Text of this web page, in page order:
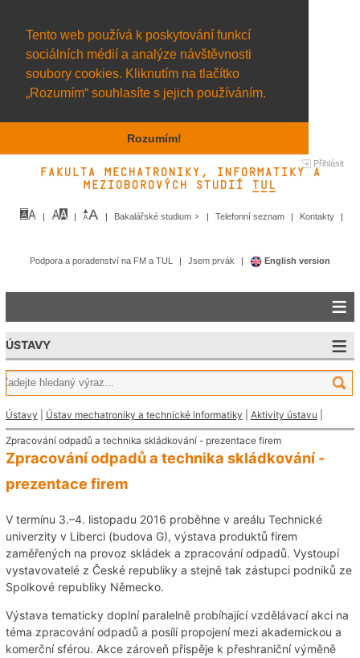
Tento web používá k poskytování funkcí
sociálních médií a analýze návštěvnosti
soubory cookies. Kliknutím na tlačítko
„Rozumím“ souhlasíte s jejich používáním.
Rozumím!
Přihlásit
Fakulta mechatroniky, informatiky a
mezioborových studií TUL&
Bakalářské studium Telefonní seznam Kontakty
Podpora a poradenství na FM a TUL Jsem prvák English version
ÚSTAVY
Ústavy Ústav mechatroniky a technické informatiky Aktivity ústavu
Zpracování odpadů a technika skládkování - prezentace firem
Zpracování odpadů a technika skládkování -
prezentace firem
V termínu 3.–4. listopadu 2016 proběhne v areálu Technické
univerzity v Liberci (budova G), výstava produktů firem
zaměřených na provoz skládek a zpracování odpadů. Vystoupí
vystavovatelé z České republiky a stejně tak zástupci podniků ze
Spolkové republiky Německo.
Výstava tematicky doplní paralelně probíhající vzdělávací akci na
téma zpracování odpadů a posílí propojení mezi akademickou a
komerční sférou. Akce zároveň přispěje k přeshraniční výměně